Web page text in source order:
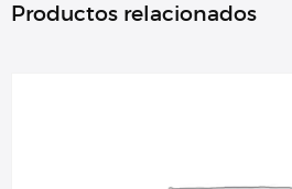
Productos relacionados